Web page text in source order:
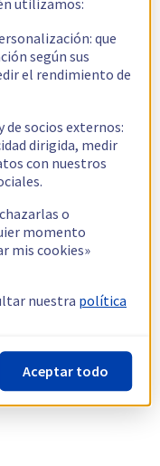
utilizamos:
que
según sus
el rendimiento de
de socios externos:
dirigida, medir
con nuestros
o
momento
mis cookies»
nuestra política
Aceptar todo